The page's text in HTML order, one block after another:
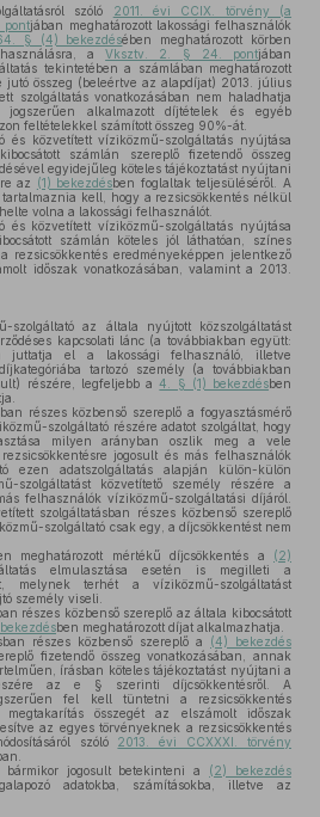
szóló
2011. évi CCIX. törvény (a
pontjában meghatározott lakossági felhasználók
§ (4) bekezdésében meghatározott körben
aVksztv. 2. § 24. pontjában
tekintetében a számlában meghatározott
jutó összeg (beleértve az alapdíjat) 2013. július
szolgáltatás vonatkozásában nem haladhatja
alkalmazott díjtételek és egyéb
feltételekkel számított összeg 90%-át.
és közvetített víziközmű-szolgáltatás nyújtása
számlán szereplő fizetendő összeg
egyidejűleg köteles tájékoztatást nyújtani
az (1) bekezdésben foglaltak teljesüléséről. A
kell, hogy a rezsicsökkentés nélkül
volna a lakossági felhasználót.
és közvetített víziközmű-szolgáltatás nyújtása
számlán köteles jól láthatóan, színes
rezsicsökkentés eredményeképpen jelentkező
időszak vonatkozásában, valamint a 2013.
szolgáltató az általa nyújtott közszolgáltatást
kapcsolati lánc (a továbbiakban együtt:
juttatja el a lakossági felhasználó, illetve
tartozó személy (a továbbiakban
részére, legfeljebb a4. § (1) bekezdésben
részes közbenső szereplő a fogyasztásmérő
szolgáltató részére adatot szolgáltat, hogy
milyen arányban oszlik meg a vele
jogosult és más felhasználók
ezen adatszolgáltatás alapján külön-külön
szolgáltatást közvetítető személy részére a
felhasználók víziközmű-szolgáltatási díjáról.
szolgáltatásban részes közbenső szereplő
szolgáltató csak egy, a díjcsökkentést nem
meghatározott mértékű díjcsökkentés a (2)
elmulasztása esetén is megilleti a
melynek terhét a víziközmű-szolgáltatást
személy viseli.
részes közbenső szereplő az általa kibocsátott
ben meghatározott díjat alkalmazhatja.
részes közbenső szereplő a (4) bekezdés
fizetendő összeg vonatkozásában, annak
írásban köteles tájékoztatást nyújtani a
az e § szerinti díjcsökkentésről. A
fel kell tüntetni a rezsicsökkentés
megtakarítás összegét az elszámolt időszak
az egyes törvényeknek a rezsicsökkentés
szóló 2013. évi CCXXXI. törvény
bármikor jogosult betekinteni a (2) bekezdés
adatokba, számításokba, illetve az